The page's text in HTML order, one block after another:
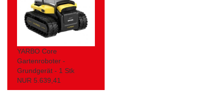
YARBO Core
Gartenroboter -
Grundgerät - 1 Stk
NUR 5.639,41